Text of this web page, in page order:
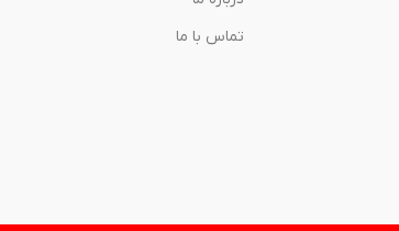
تماس با ما